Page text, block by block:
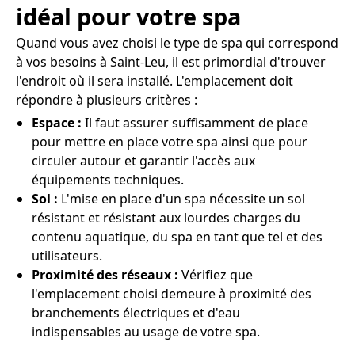
idéal pour votre spa
Quand vous avez choisi le type de spa qui correspond
à vos besoins à Saint-Leu, il est primordial d'trouver
l'endroit où il sera installé. L'emplacement doit
répondre à plusieurs critères :
Espace : Il faut assurer suffisamment de place
pour mettre en place votre spa ainsi que pour
circuler autour et garantir l'accès aux
équipements techniques.
Sol : L'mise en place d'un spa nécessite un sol
résistant et résistant aux lourdes charges du
contenu aquatique, du spa en tant que tel et des
utilisateurs.
Proximité des réseaux : Vérifiez que
l'emplacement choisi demeure à proximité des
branchements électriques et d'eau
indispensables au usage de votre spa.